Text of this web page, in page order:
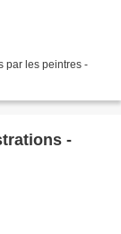
par les peintres -
-